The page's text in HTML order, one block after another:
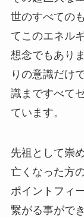
世のすべての
てこのエネル
想念でもあり
りの意識だけ
識まですべて
ています。
先祖として崇
亡くなった方
ポイントフィ
繋がる事がで